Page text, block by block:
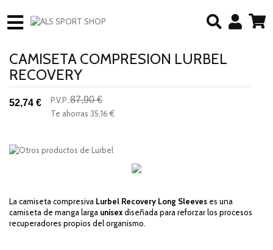
CAMISETA COMPRESION LURBEL
RECOVERY
52,74 € P.V.P.:87,90 €
Te ahorras 35,16 €
La camiseta compresiva Lurbel Recovery Long Sleeves es una
camiseta de manga larga unisexdiseñada para reforzar los procesos
recuperadores propios del organismo.